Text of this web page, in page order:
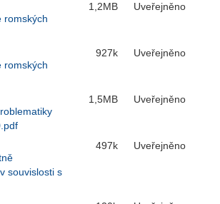
romských
1,2MB Uveřejněno
romských
927k Uveřejněno
1,5MB Uveřejněno
souvislosti s
497k Uveřejněno